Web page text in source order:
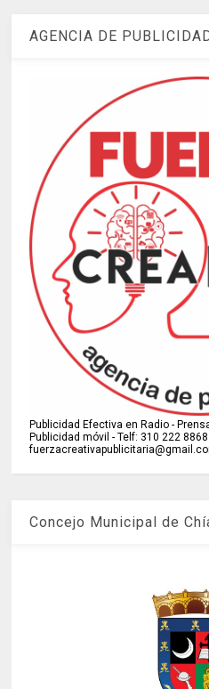
AGENCIA DE
Publicidad Efectiva en Radio -
Publicidad móvil - Telf: 310 222 8868
Concejo Municipal de